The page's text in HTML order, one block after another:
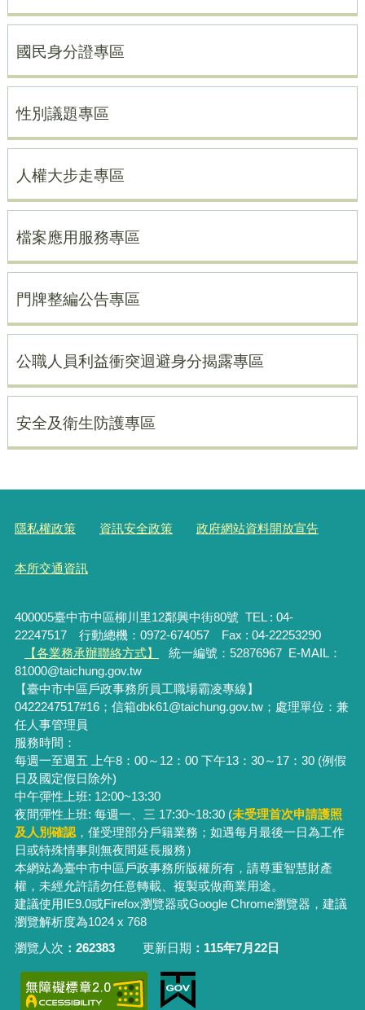
國民身分證專區
性別議題專區
人權大步走專區
檔案應用服務專區
門牌整編公告專區
公職人員利益衝突迴避身分揭露專區
安全及衛生防護專區
隱私權政策 資訊安全政策 政府網站資料開放宣告
本所交通資訊
400005臺中市中區柳川里12鄰興中街80號 TEL : 04-
22247517 行動總機：0972-674057 Fax : 04-22253290
【各業務承辦聯絡方式】
統一編號：52876967 E-MAIL：
81000@taichung.gov.tw
【臺中市中區戶政事務所員工職場霸凌專線】
0422247517#16；信箱dbk61@taichung.gov.tw；處理單位：兼
任人事管理員
服務時間：
每週一至週五 上午8：00～12：00 下午13：30～17：30 (例假
日及國定假日除外)
中午彈性上班: 12:00~13:30
夜間彈性上班: 每週一、三 17:30~18:30 (未受理首次申請護照
及人別確認，僅受理部分戶籍業務； 如遇每月最後一日為工作
日或特殊情事則無夜間延長服務）
本網站為臺中市中區戶政事務所版權所有，請尊重智慧財產
權，未經允許請勿任意轉載、複製或做商業用途。
建議使用IE9.0或Firefox瀏覽器或Google Chrome瀏覽器，建議
瀏覽解析度為1024 x 768
瀏覽人次
262383 更新日期 115年7月22日